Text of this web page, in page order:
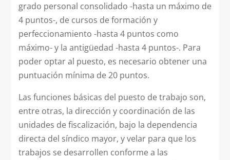
grado personal consolidado -hasta un máximo de
4 puntos-, de cursos de formación y
perfeccionamiento ­-hasta 4 puntos como
máximo- y la antigüedad -hasta 4 puntos-. Para
poder optar al puesto, es necesario obtener una
puntuación mínima de 20 puntos.
Las funciones básicas del puesto de trabajo son,
entre otras, la dirección y coordinación de las
unidades de fiscalización, bajo la dependencia
directa del síndico mayor, y velar para que los
trabajos se desarrollen conforme a las